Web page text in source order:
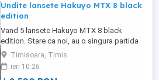
Undite lansete Hakuyo MTX 8 black
edition
Vand 5 lansete Hakuyo MTX 8 black
edition. Stare ca noi, au o singura partida
de pescuit. pret 3000 toate sau 800
bucata.
Timisoara, Timis
ieri 10:26